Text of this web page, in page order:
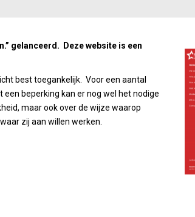
gelanceerd. Deze website is een
best toegankelijk. Voor een aantal
beperking kan er nog wel het nodige
maar ook over de wijze waarop
zij aan willen werken.